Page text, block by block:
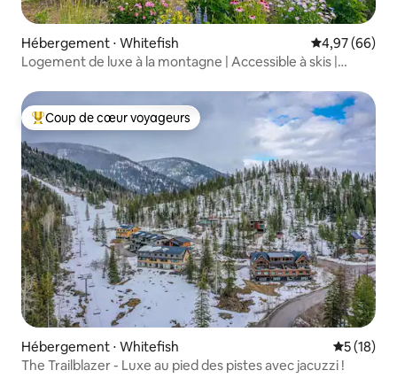
Hébergement ⋅ Whitefish Évaluation
4,97 (66)
Logement de luxe à la montagne | Accessible à skis |
Coups de cœur voyageurs les plus appréciés
Coup de cœur voyageurs
Hébergement ⋅ Whitefish
5 (18)
The Trailblazer - Luxe au pied des pistes avec jacuzzi !